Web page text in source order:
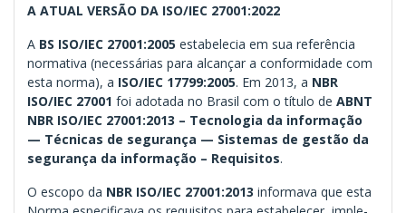
A ATUAL VERSÃO DA ISO/IEC 27001:2022
A BS ISO/IEC 27001:2005 estabelecia em sua referência
normativa (necessárias para alcançar a conformidade com
esta norma), a ISO/IEC 17799:2005. Em 2013, a NBR
ISO/IEC 27001 foi adotada no Brasil com o título de ABNT
NBR ISO/IEC 27001:2013 – Tecnologia da informação
— Técnicas de segurança — Sistemas de gestão da
segurança da informação – Requisitos.
O escopo da NBR ISO/IEC 27001:2013 informava que esta